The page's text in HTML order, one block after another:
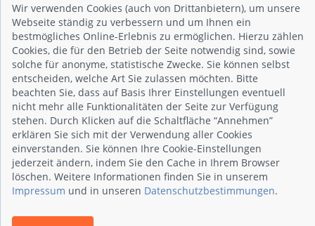
Häufig gestellte Fragen (FAQ)
Studie: Digitalisierungsbarometer
Initiative gegen Fake-Bewertungen
Kunden Informationen
Beratungsgespräch vereinbaren
Impressum
Datenschutz
AGB
Nutzungsbedingungen
Kontakt
Wir verwenden Cookies (auch von Drittanbietern), um unsere
Webseite ständig zu verbessern und um Ihnen ein
bestmögliches Online-Erlebnis zu ermöglichen. Hierzu zählen
Cookies, die für den Betrieb der Seite notwendig sind, sowie
solche für anonyme, statistische Zwecke. Sie können selbst
entscheiden, welche Art Sie zulassen möchten. Bitte
beachten Sie, dass auf Basis Ihrer Einstellungen eventuell
nicht mehr alle Funktionalitäten der Seite zur Verfügung
stehen. Durch Klicken auf die Schaltfläche “Annehmen”
erklären Sie sich mit der Verwendung aller Cookies
einverstanden. Sie können Ihre Cookie-Einstellungen
jederzeit ändern, indem Sie den Cache in Ihrem Browser
löschen. Weitere Informationen finden Sie in unserem
Impressum und in unseren Datenschutzbestimmungen.